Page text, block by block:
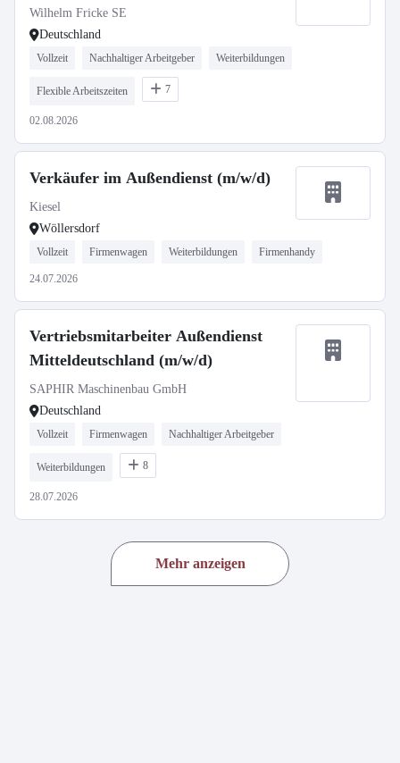
Wilhelm Fricke SE
Deutschland
Vollzeit Nachhaltiger Arbeitgeber Weiterbildungen
Flexible Arbeitszeiten 7
02.08.2026
Verkäufer im Außendienst (m/w/d)
Kiesel
Wöllersdorf
Vollzeit Firmenwagen Weiterbildungen Firmenhandy
24.07.2026
Vertriebsmitarbeiter Außendienst
Mitteldeutschland (m/w/d)
SAPHIR Maschinenbau GmbH
Deutschland
Vollzeit Firmenwagen Nachhaltiger Arbeitgeber
Weiterbildungen 8
28.07.2026
Mehr anzeigen